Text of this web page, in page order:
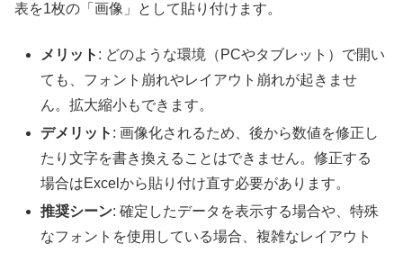
表を1枚の「画像」として貼り付けます。
メリット : どのような環境（PCやタブレット）で開い
ても、フォント崩れやレイアウト崩れが起きませ
ん。拡大縮小もできます。
デメリット : 画像化されるため、後から数値を修正し
たり文字を書き換えることはできません。修正する
場合はExcelから貼り付け直す必要があります。
推奨シーン: 確定したデータを表示する場合や、特殊
なフォントを使用している場合、複雑なレイアウト